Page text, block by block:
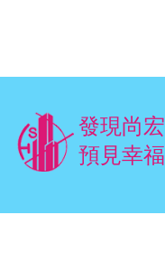
發現尚宏
預見幸福